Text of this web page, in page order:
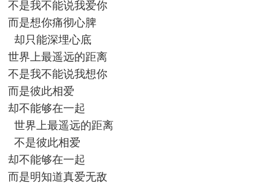
不是我不能说我爱你
而是想你痛彻心脾
却只能深埋心底
世界上最遥远的距离
不是我不能说我想你
而是彼此相爱
却不能够在一起
世界上最遥远的距离
不是彼此相爱
却不能够在一起
而是明知道真爱无敌